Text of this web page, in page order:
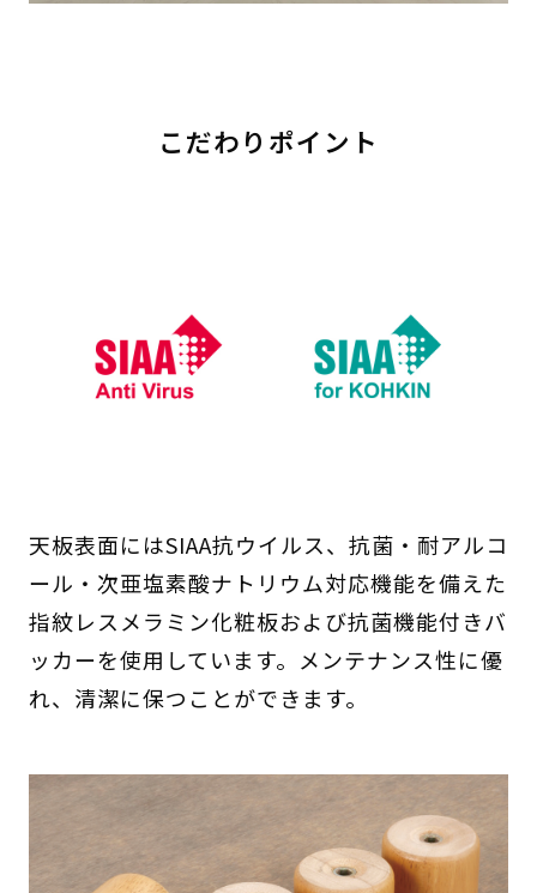
こだわりポイント
天板表面にはSIAA抗ウイルス、抗菌・耐アルコ
ール・次亜塩素酸ナトリウム対応機能を備えた
指紋レスメラミン化粧板および抗菌機能付きバ
ッカーを使用しています。メンテナンス性に優
れ、清潔に保つことができます。